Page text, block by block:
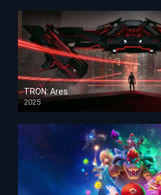
TRON: Ares
2025
HD 1080p